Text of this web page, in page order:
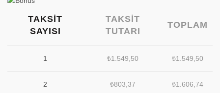
TAKSIT
SAYISI
TAKSIT
TUTARI
TOPLAM
1 ₺1.549,50 ₺1.549,50
2 ₺803,37 ₺1.606,74